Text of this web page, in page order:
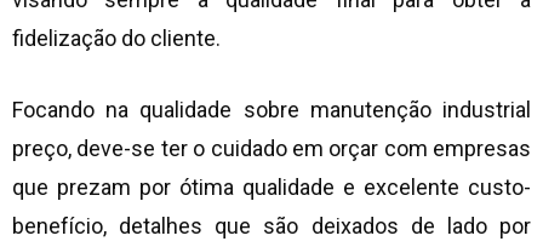
fidelização do cliente.
Focando na qualidade sobre manutenção industrial
preço, deve-se ter o cuidado em orçar com empresas
que prezam por ótima qualidade e excelente custo-
benefício, detalhes que são deixados de lado por